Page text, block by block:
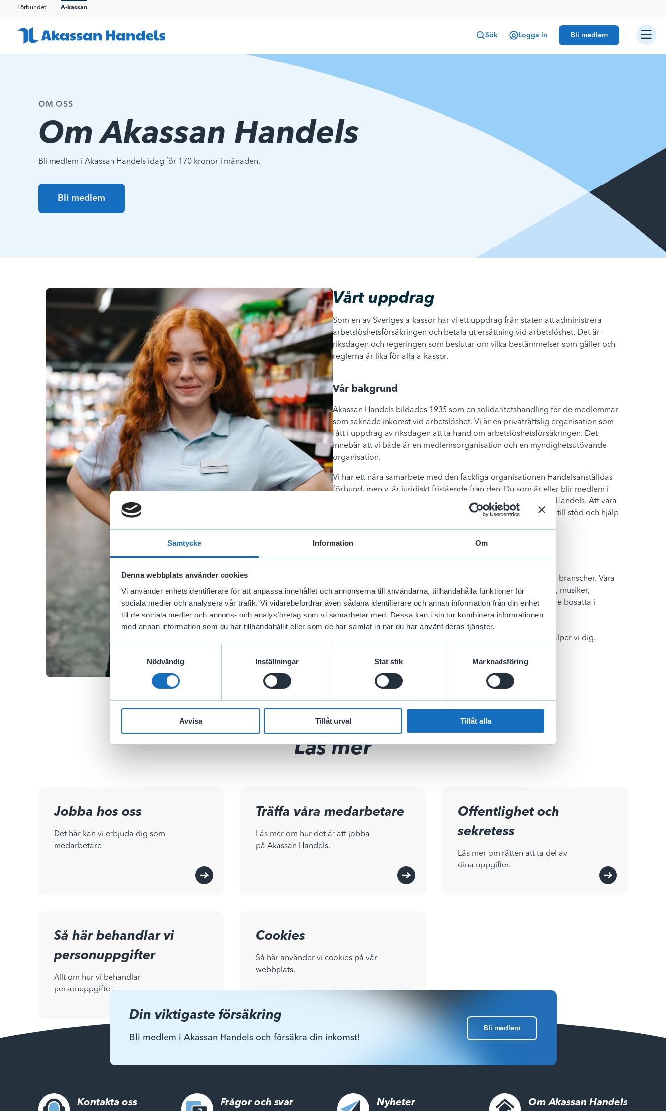
Samtycke Information Om
Denna webbplats använder cookies
Vi använder enhetsidentifierare för att anpassa innehållet och annonserna till användarna, tillhandahålla funktioner för
sociala medier och analysera vår trafik. Vi vidarebefordrar även sådana identifierare och annan information från din enhet
till de sociala medier och annons- och analysföretag som vi samarbetar med. Dessa kan i sin tur kombinera informationen
med annan information som du har tillhandahållit eller som de har samlat in när du har använt deras tjänster.
Samtyckesval
Nödvändig
Inställningar Statistik Marknadsföring
Avvisa Tillåt urval Tillåt alla
Förbundet A-kassan
Sök Logga in Bli medlem
OM OSS
Om Akassan Handels
Bli medlem i Akassan Handels idag för 170 kronor i månaden.
Bli medlem
Vårt uppdrag
Som en av Sveriges a-kassor har vi ett uppdrag från staten att administrera
arbetslöshetsförsäkringen och betala ut ersättning vid arbetslöshet. Det är
riksdagen och regeringen som beslutar om vilka bestämmelser som gäller och
reglerna är lika för alla a-kassor.
Vår bakgrund
Akassan Handels bildades 1935 som en solidaritetshandling för de medlemmar
som saknade inkomst vid arbetslöshet. Vi är en privaträttslig organisation som
fått i uppdrag av riksdagen att ta hand om arbetslöshetsförsäkringen. Det
innebär att vi både är en medlemsorganisation och en myndighetsutövande
organisation.
Vi har ett nära samarbete med den fackliga organisationen Handelsanställdas
förbund, men vi är juridiskt fristående från den. Du som är eller blir medlem i
vår a-kassa kan även ansöka om medlemskap i fackförbundet Handels. Att vara
medlem i både a-kassan och facket innebär att du har tillgång till stöd och hjälp
Våra branscher
Rätt att bli medlem i vår a-kassa har du som arbetar inom våra branscher. Våra
medlemmar är bland annat butiks- och lageranställda, frisörer, musiker,
kulturarbetare inom scenkonst, film, television samt yrkesfiskare bosatta i
Sverige.
Är du osäker på om du tillhör vår bransch? Kontakta oss så hjälper vi dig.
Läs mer
Jobba hos oss
Det här kan vi erbjuda dig som
medarbetare
Träffa våra medarbetare
Läs mer om hur det är att jobba
på Akassan Handels.
Offentlighet och
sekretess
Läs mer om rätten att ta del av
dina uppgifter.
Så här behandlar vi
personuppgifter
Allt om hur vi behandlar
personuppgifter.
Cookies
Så här använder vi cookies på vår
webbplats.
Din viktigaste försäkring
Bli medlem i Akassan Handels och försäkra din inkomst!
Bli medlem
Kontakta oss Frågor och svar Nyheter Om Akassan Handels